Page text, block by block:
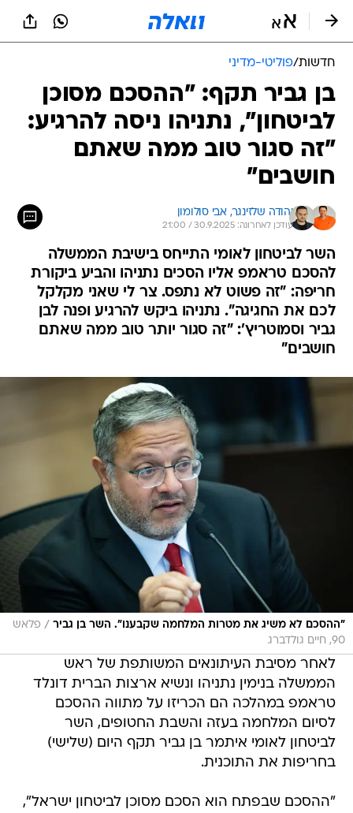
חדשות/פוליטי-מדיני
בן גביר תקף: "ההסכם מסוכן
לביטחון", נתניהו ניסה להרגיע:
"זה סגור טוב ממה שאתם
חושבים"
יהודה שלזינגר, אבי סולומון
עודכן לאחרונה: 30.9.2025 / 21:00
השר לביטחון לאומי התייחס בישיבת הממשלה
להסכם טראמפ אליו הסכים נתניהו והביע ביקורת
חריפה: "זה פשוט לא נתפס. צר לי שאני מקלקל
לכם את החגיגה". נתניהו ביקש להרגיע ופנה לבן
גביר וסמוטריץ': "זה סגור יותר טוב ממה שאתם
חושבים"
"ההסכם לא משיג את מטרות המלחמה שקבענו". השר בן גביר / פלאש
90, חיים גולדברג
לאחר מסיבת העיתונאים המשותפת של ראש
הממשלה בנימין נתניהו ונשיא ארצות הברית דונלד
טראמפ במהלכה הם הכריזו על מתווה ההסכם
לסיום המלחמה בעזה והשבת החטופים, השר
לביטחון לאומי איתמר בן גביר תקף היום (שלישי)
בחריפות את התוכנית.
"ההסכם שבפתח הוא הסכם מסוכן לביטחון ישראל",